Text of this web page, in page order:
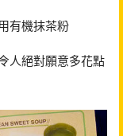
有機抹茶粉
人絕對願意多花點